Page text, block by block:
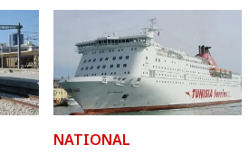
NATIONAL